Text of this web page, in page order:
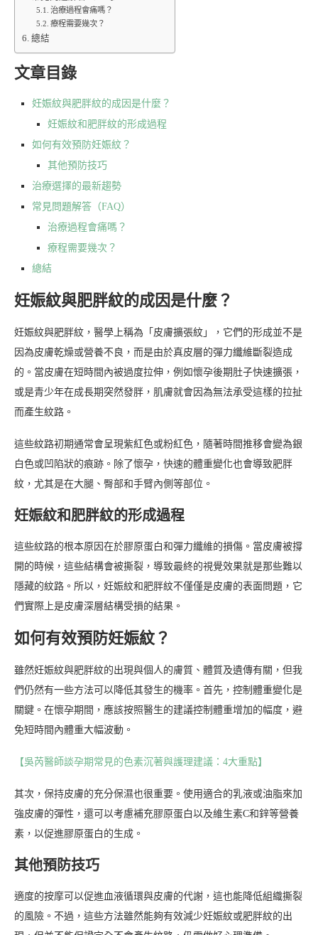
治療過程會痛嗎？
療程需要幾次？
總結
文章目錄
妊娠紋與肥胖紋的成因是什麼？
妊娠紋和肥胖紋的形成過程
如何有效預防妊娠紋？
其他預防技巧
治療選擇的最新趨勢
常見問題解答（FAQ）
治療過程會痛嗎？
療程需要幾次？
總結
妊娠紋與肥胖紋的成因是什麼？
妊娠紋與肥胖紋，醫學上稱為「皮膚擴張紋」，它們的形成並不是
因為皮膚乾燥或營養不良，而是由於真皮層的彈力纖維斷裂造成
的。當皮膚在短時間內被過度拉伸，例如懷孕後期肚子快速擴張，
或是青少年在成長期突然發胖，肌膚就會因為無法承受這樣的拉扯
而產生紋路。
這些紋路初期通常會呈現紫紅色或粉紅色，隨著時間推移會變為銀
白色或凹陷狀的痕跡。除了懷孕，快速的體重變化也會導致肥胖
紋，尤其是在大腿、臀部和手臂內側等部位。
妊娠紋和肥胖紋的形成過程
這些紋路的根本原因在於膠原蛋白和彈力纖維的損傷。當皮膚被撐
開的時候，這些結構會被撕裂，導致最終的視覺效果就是那些難以
隱藏的紋路。所以，妊娠紋和肥胖紋不僅僅是皮膚的表面問題，它
們實際上是皮膚深層結構受損的結果。
如何有效預防妊娠紋？
雖然妊娠紋與肥胖紋的出現與個人的膚質、體質及遺傳有關，但我
們仍然有一些方法可以降低其發生的機率。首先，控制體重變化是
關鍵。在懷孕期間，應該按照醫生的建議控制體重增加的幅度，避
免短時間內體重大幅波動。
【吳芮醫師談孕期常見的色素沉著與護理建議：4大重點】
其次，保持皮膚的充分保濕也很重要。使用適合的乳液或油脂來加
強皮膚的彈性，還可以考慮補充膠原蛋白以及維生素C和鋅等營養
素，以促進膠原蛋白的生成。
其他預防技巧
適度的按摩可以促進血液循環與皮膚的代謝，這也能降低組織撕裂
的風險。不過，這些方法雖然能夠有效減少妊娠紋或肥胖紋的出